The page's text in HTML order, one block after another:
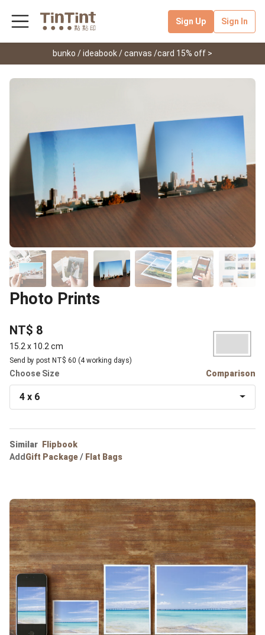
Sign Up Sign In
bunko / ideabook / canvas /card 15% off >
Photo Prints
NT$ 8
15.2 x 10.2 cm
Send by post NT$ 60 (4 working days)
Choose Size Comparison
4 x 6
Similar Flipbook
AddGift Package/ Flat Bags